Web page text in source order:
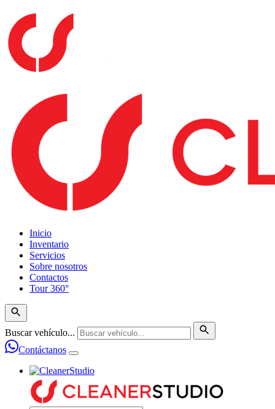
Inicio
Inventario
Servicios
Sobre nosotros
Contactos
Tour 360°
Buscar vehículo...
Contáctanos